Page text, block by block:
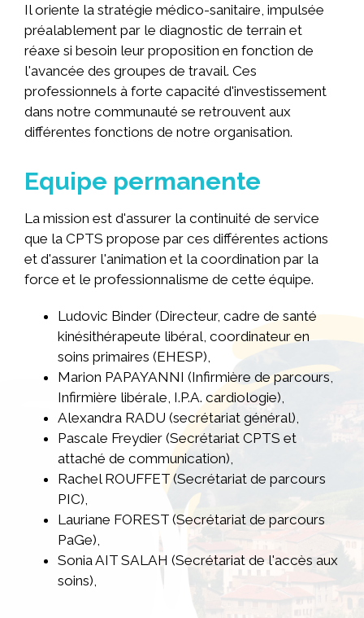
Il oriente la stratégie médico-sanitaire, impulsée
préalablement par le diagnostic de terrain et
réaxe si besoin leur proposition en fonction de
l'avancée des groupes de travail. Ces
professionnels à forte capacité d'investissement
dans notre communauté se retrouvent aux
différentes fonctions de notre organisation.
Equipe permanente
La mission est d'assurer la continuité de service
que la CPTS propose par ces différentes actions
et d'assurer l'animation et la coordination par la
force et le professionnalisme de cette équipe.
Ludovic Binder (Directeur, cadre de santé
kinésithérapeute libéral, coordinateur en
soins primaires (EHESP),
Marion PAPAYANNI (Infirmière de parcours,
Infirmière libérale, I.P.A. cardiologie),
Alexandra RADU (secrétariat général),
Pascale Freydier (Secrétariat CPTS et
attaché de communication),
Rachel ROUFFET (Secrétariat de parcours
PIC),
Lauriane FOREST (Secrétariat de parcours
PaGe),
Sonia AIT SALAH (Secrétariat de l'accès aux
soins),